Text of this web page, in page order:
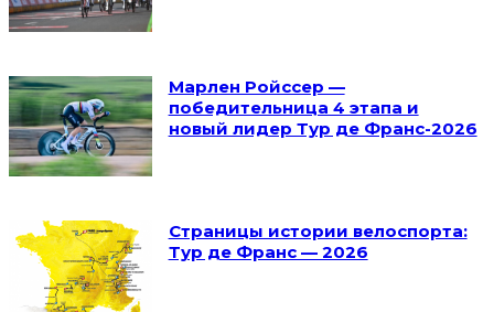
Марлен Ройссер —
победительница 4 этапа и
новый лидер Тур де Франс-2026
Страницы истории велоспорта:
Тур де Франс — 2026